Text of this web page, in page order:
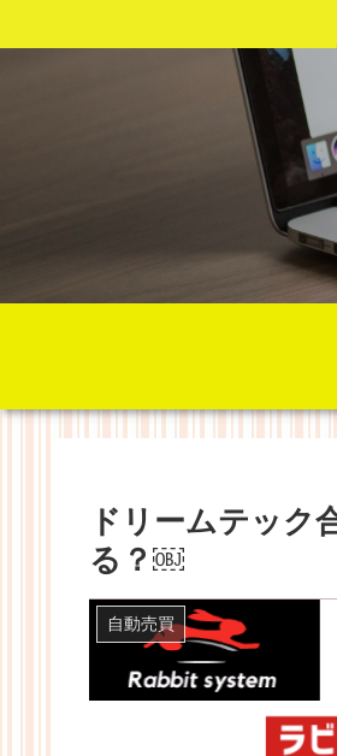
ドリームテック
る？￼
自動売買